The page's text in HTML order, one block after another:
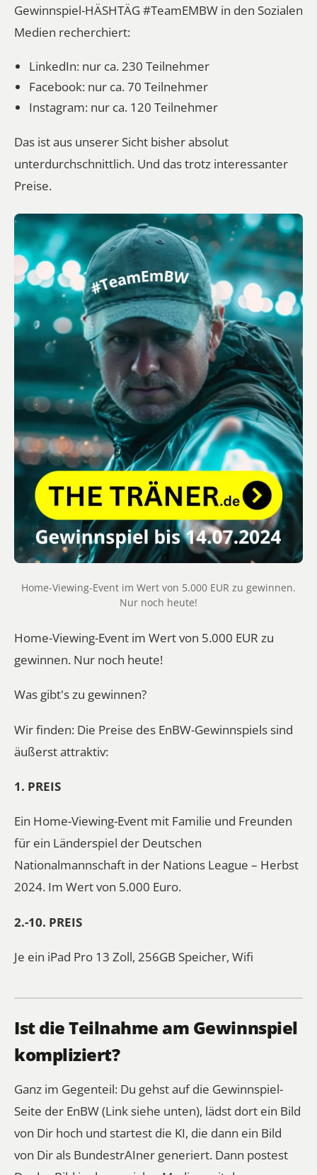
Gewinnspiel-HÄSHTÄG #TeamEMBW in den Sozialen
Medien recherchiert:
LinkedIn: nur ca. 230 Teilnehmer
Facebook: nur ca. 70 Teilnehmer
Instagram: nur ca. 120 Teilnehmer
Das ist aus unserer Sicht bisher absolut
unterdurchschnittlich. Und das trotz interessanter
Preise.
Home-Viewing-Event im Wert von 5.000 EUR zu gewinnen.
Nur noch heute!
Home-Viewing-Event im Wert von 5.000 EUR zu
gewinnen. Nur noch heute!
Was gibt's zu gewinnen?
Wir finden: Die Preise des EnBW-Gewinnspiels sind
äußerst attraktiv:
1. PREIS
Ein Home-Viewing-Event mit Familie und Freunden
für ein Länderspiel der Deutschen
Nationalmannschaft in der Nations League – Herbst
2024. Im Wert von 5.000 Euro.
2.-10. PREIS
Je ein iPad Pro 13 Zoll, 256GB Speicher, Wifi
Ist die Teilnahme am Gewinnspiel
kompliziert?
Ganz im Gegenteil: Du gehst auf die Gewinnspiel-
Seite der EnBW (Link siehe unten), lädst dort ein Bild
von Dir hoch und startest die KI, die dann ein Bild
von Dir als BundestrAIner generiert. Dann postest